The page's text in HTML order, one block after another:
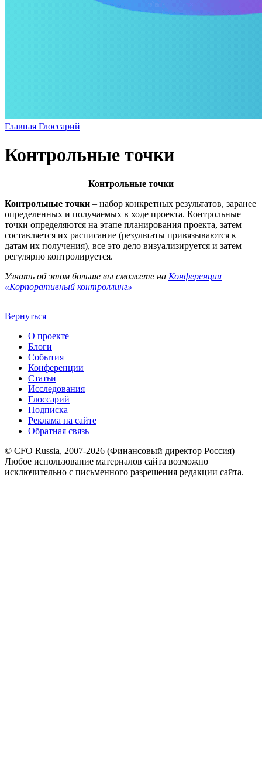
Главная Глоссарий
Контрольные точки
Контрольные точки
Контрольные точки – набор конкретных результатов, заранее
определенных и получаемых в ходе проекта. Контрольные
точки определяются на этапе планирования проекта, затем
составляется их расписание (результаты привязываются к
датам их получения), все это дело визуализируется и затем
регулярно контролируется.
Узнать об этом больше вы сможете на Конференции
«Корпоративный контроллинг»
Вернуться
О проекте
Блоги
События
Конференции
Статьи
Исследования
Глоссарий
Подписка
Реклама на сайте
Обратная связь
© CFO Russia, 2007-2026 (Финансовый директор Россия)
Любое использование материалов сайта возможно
исключительно с письменного разрешения редакции сайта.